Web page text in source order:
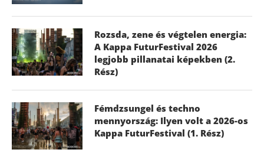
Rozsda, zene és végtelen energia:
A Kappa FuturFestival 2026
legjobb pillanatai képekben (2.
Rész)
Fémdzsungel és techno
mennyország: Ilyen volt a 2026-os
Kappa FuturFestival (1. Rész)